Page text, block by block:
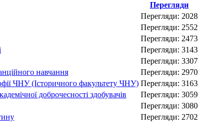
Перегляди
Перегляди: 2028
Перегляди: 2552
Перегляди: 2473
Перегляди: 3143
Перегляди: 3307
навчання
Перегляди: 2970
ЧНУ (Історичного факультету ЧНУ) Перегляди: 3163
доброчесності здобувачів
Перегляди: 3059
Перегляди: 3080
Перегляди: 2702